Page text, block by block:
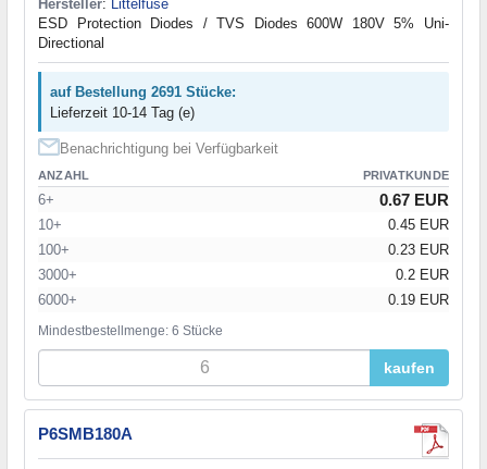
Hersteller:
Littelfuse
ESD Protection Diodes / TVS Diodes 600W 180V 5% Uni-
Directional
auf Bestellung 2691 Stücke:
Lieferzeit 10-14 Tag (e)
Benachrichtigung bei Verfügbarkeit
ANZAHL PRIVATKUNDE
6+ 0.67 EUR
10+
0.45 EUR
100+
0.23 EUR
3000+
0.2 EUR
6000+
0.19 EUR
Mindestbestellmenge: 6 Stücke
kaufen
P6SMB180A